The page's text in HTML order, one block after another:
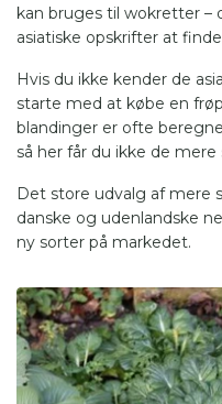
kan bruges til wokretter –
asiatiske opskrifter at
Hvis du ikke kender de
starte med at købe en
blandinger er ofte
så her får du ikke de
Det store udvalg af mere
danske og udenlandske
ny sorter på markedet.